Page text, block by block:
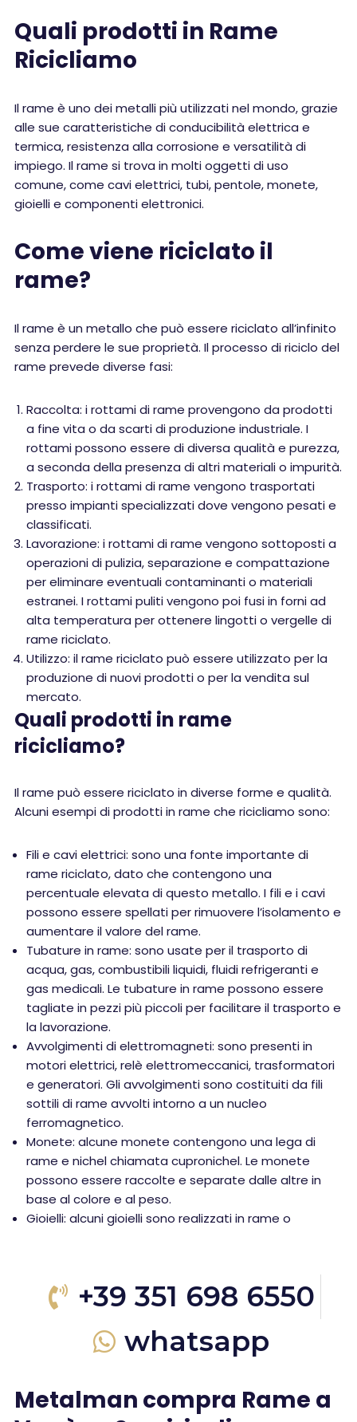
Quali prodotti in Rame
Ricicliamo
Il rame è uno dei metalli più utilizzati nel mondo, grazie
alle sue caratteristiche di conducibilità elettrica e
termica, resistenza alla corrosione e versatilità di
impiego. Il rame si trova in molti oggetti di uso
comune, come cavi elettrici, tubi, pentole, monete,
gioielli e componenti elettronici.
Come viene riciclato il
rame?
Il rame è un metallo che può essere riciclato all’infinito
senza perdere le sue proprietà. Il processo di riciclo del
rame prevede diverse fasi:
Raccolta: i rottami di rame provengono da prodotti
a fine vita o da scarti di produzione industriale. I
rottami possono essere di diversa qualità e purezza,
a seconda della presenza di altri materiali o impurità.
Trasporto: i rottami di rame vengono trasportati
presso impianti specializzati dove vengono pesati e
classificati.
Lavorazione: i rottami di rame vengono sottoposti a
operazioni di pulizia, separazione e compattazione
per eliminare eventuali contaminanti o materiali
estranei. I rottami puliti vengono poi fusi in forni ad
alta temperatura per ottenere lingotti o vergelle di
rame riciclato.
Utilizzo: il rame riciclato può essere utilizzato per la
produzione di nuovi prodotti o per la vendita sul
mercato.
Quali prodotti in rame
ricicliamo?
Il rame può essere riciclato in diverse forme e qualità.
Alcuni esempi di prodotti in rame che ricicliamo sono:
Fili e cavi elettrici: sono una fonte importante di
rame riciclato, dato che contengono una
percentuale elevata di questo metallo. I fili e i cavi
possono essere spellati per rimuovere l’isolamento e
aumentare il valore del rame.
Tubature in rame: sono usate per il trasporto di
acqua, gas, combustibili liquidi, fluidi refrigeranti e
gas medicali. Le tubature in rame possono essere
tagliate in pezzi più piccoli per facilitare il trasporto e
la lavorazione.
Avvolgimenti di elettromagneti: sono presenti in
motori elettrici, relè elettromeccanici, trasformatori
e generatori. Gli avvolgimenti sono costituiti da fili
sottili di rame avvolti intorno a un nucleo
ferromagnetico.
Monete: alcune monete contengono una lega di
rame e nichel chiamata cupronichel. Le monete
possono essere raccolte e separate dalle altre in
base al colore e al peso.
Gioielli: alcuni gioielli sono realizzati in rame o
+39 351 698 6550
whatsapp
Metalman compra Rame a